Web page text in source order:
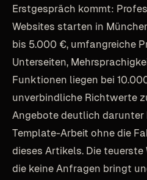
Erstgespräch kommt:
Websites starten in
bis 5.000 €, umfangreiche
Unterseiten,
Funktionen liegen bei
unverbindliche Richtwerte
Angebote deutlich
Template-Arbeit ohne die
dieses Artikels. Die teuerste
die keine Anfragen bringt